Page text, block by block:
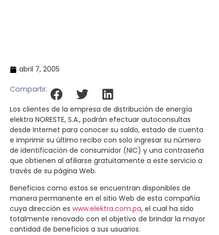
abril 7, 2005
Compartir:
Los clientes de la empresa de distribución de energía
elektra NORESTE, S.A., podrán efectuar autoconsultas
desde Internet para conocer su saldo, estado de cuenta
e imprimir su último recibo con solo ingresar su número
de identificación de consumidor (NIC) y una contraseña
que obtienen al afiliarse gratuitamente a este servicio a
través de su página Web.
Beneficios como estos se encuentran disponibles de
manera permanente en el sitio Web de esta compañía
cuya dirección es www.elektra.com.pa, el cual ha sido
totalmente renovado con el objetivo de brindar la mayor
cantidad de beneficios a sus usuarios.